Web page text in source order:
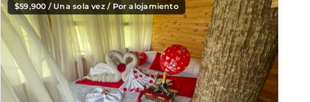
$59,900 / Una sola vez / Por alojamiento